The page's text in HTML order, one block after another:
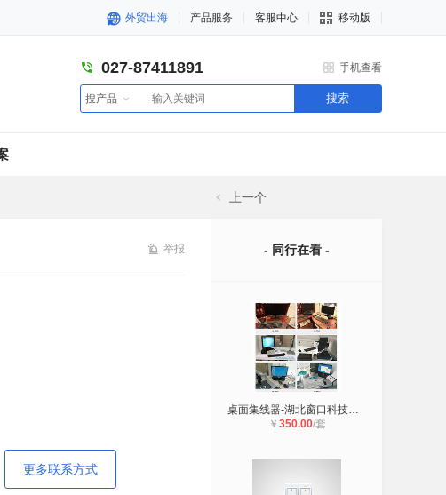
外贸出海 产品服务 客服中心 移动版
027-87411891 手机查看
搜产品 搜索
上一个
举报
更多联系方式
- 同行在看 -
桌面集线器-湖北窗口科技有限公司
￥ 350.00/套